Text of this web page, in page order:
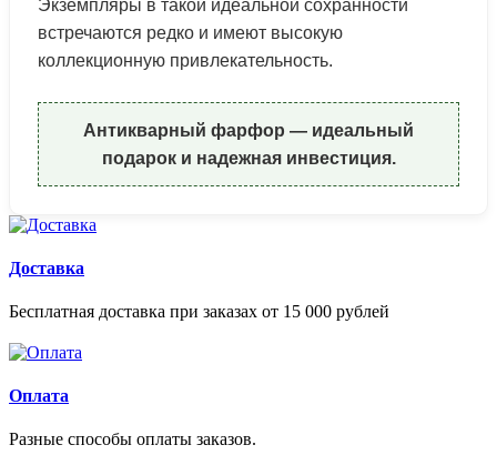
Экземпляры в такой идеальной сохранности
встречаются редко и имеют высокую
коллекционную привлекательность.
Антикварный фарфор — идеальный
подарок и надежная инвестиция.
Доставка
Бесплатная доставка при заказах от 15 000 рублей
Оплата
Разные способы оплаты заказов.